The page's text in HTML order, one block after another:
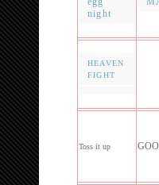
night
HEAVEN
FIGHT
Toss it up